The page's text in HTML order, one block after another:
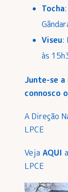
Tocha
Viseu:
às
Junte-se a
connosco
A Direção
LPCE
Veja AQUI
LPCE